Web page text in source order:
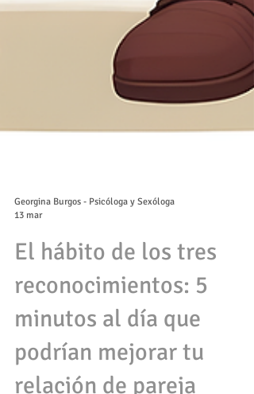
13 mar
El hábito de los tres
reconocimientos: 5
minutos al día que
podrían mejorar tu